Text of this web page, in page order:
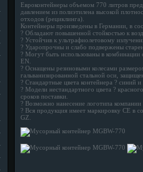
Евроконтейнеры объемом 770 литров
давлением из полиэтилена высокой
отходов (рециклинга).
Контейнеры произведены в Германии, в
? Обладают повышенной стойкостью к
? Устойчив к ультрафиолетовому
? Ударопрочны и слабо подвержены
? Могут быть использованы в
EN.
? Оснащены резиновыми колесами
гальванизированной стальной оси,
? Стандартные цвета контейнера ? синий и
? Модели нестандартного цвета ?
сроков поставки.
? Возможно нанесение логотипа
? Вся продукция имеет маркировку CE в
GZ.